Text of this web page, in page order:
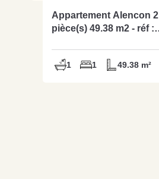
Appartement Alencon 2
pièce(s) 49.38 m2 - réf :
1 1 49.38 m²